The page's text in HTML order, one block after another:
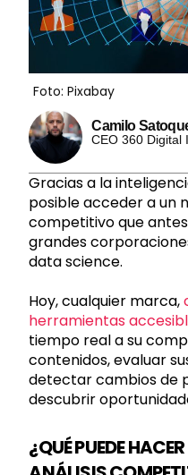
Foto: Pixabay
Camilo
CEO 360 Digital
Gracias a la
posible acceder a un
competitivo que
grandes
data science.
Hoy, cualquier marca,
herramientas
tiempo real a su
contenidos, evaluar
detectar cambios de
descubrir
¿QUÉ PUEDE